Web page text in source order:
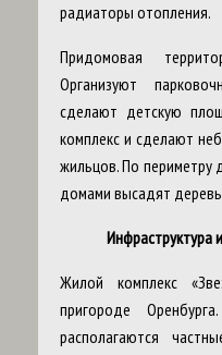
радиаторы отопления.
Придомовая
Организуют
сделают детскую
комплекс и сделают
жильцов. По периметру
домами высадят
Инфраструктура
Жилой комплекс
пригороде
располагаются